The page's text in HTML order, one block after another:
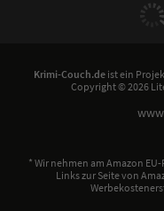
Krimi-Couch.de ist ein
Copyright © 2026
* Wir nehmen am Amazon
Links zur Seite von